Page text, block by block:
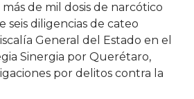
de mil dosis de narcótico
seis diligencias de cateo
General del Estado en el
Sinergia por Querétaro,
por delitos contra la